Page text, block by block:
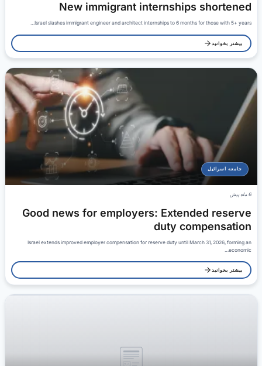
New immigrant internships shortened
Israel slashes immigrant engineer and architect internships to 6 months for those with 5+ years…
بیشتر بخوانید
جامعه اسرائیل
6 ماه پیش
Good news for employers: Extended reserve
duty compensation
Israel extends improved employer compensation for reserve duty until March 31, 2026, forming an
economic…
بیشتر بخوانید